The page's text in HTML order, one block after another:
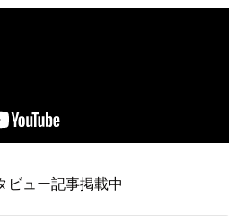
ビュー記事掲載中